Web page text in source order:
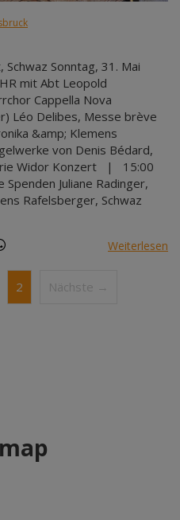
Sonntag, 31. Mai
mit Abt Leopold
Cappella Nova
Léo Delibes, Messe brève
&amp; Klemens
von Denis Bédard,
Widor Konzert | 15:00
Juliane Radinger,
Rafelsberger, Schwaz
Weiterlesen
2 Nächste →